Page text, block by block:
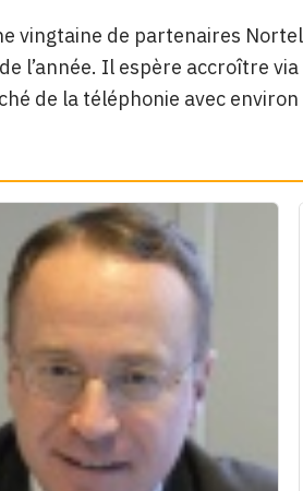
vingtaine de partenaires
l’année. Il espère accroître
de la téléphonie avec